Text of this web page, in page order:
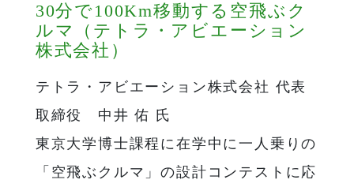
30分で100Km移動する空飛ぶク
ルマ（テトラ・アビエーション
株式会社）
テトラ・アビエーション株式会社 代表
取締役 中井 佑 氏
東京大学博士課程に在学中に一人乗りの
「空飛ぶクルマ」の設計コンテストに応